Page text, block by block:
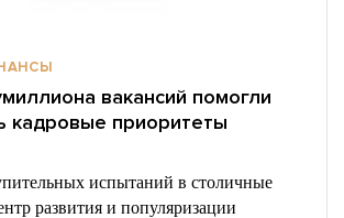
вакансий помогли
кадровые приоритеты
испытаний в столичные
развития и популяризации